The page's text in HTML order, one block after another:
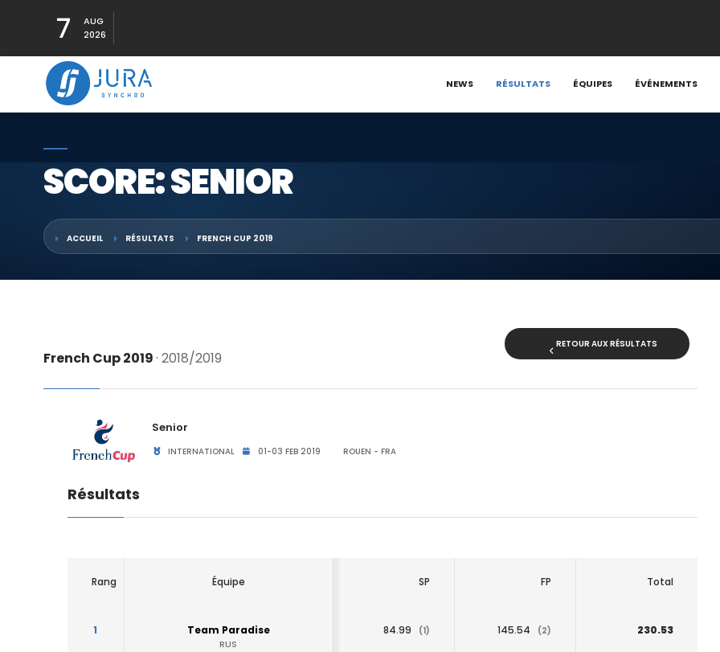
7
AUG
2026
NEWS RÉSULTATS ÉQUIPES ÉVÉNEMENTS
SCORE: SENIOR
ACCUEIL RÉSULTATS FRENCH CUP 2019
French Cup 2019· 2018/2019
RETOUR AUX RÉSULTATS
Senior
INTERNATIONAL 01-03 FEB 2019 ROUEN - FRA
Résultats
Rang Équipe SP FP Total
1 Team Paradise
RUS
84.99 (1) 145.54 (2) 230.53